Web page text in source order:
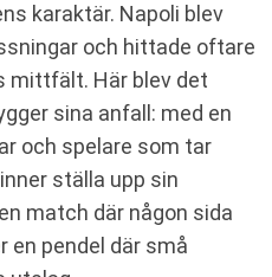
karaktär. Napoli blev
och hittade oftare
mittfält. Här blev det
sina anfall: med en
och spelare som tar
ställa upp sin
match där någon sida
en pendel där små